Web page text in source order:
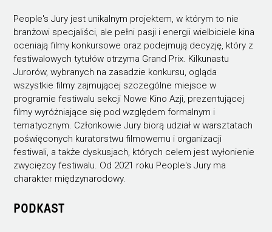
People's Jury jest unikalnym projektem, w którym to nie
branżowi specjaliści, ale pełni pasji i energii wielbiciele kina
oceniają filmy konkursowe oraz podejmują decyzję, który z
festiwalowych tytułów otrzyma Grand Prix. Kilkunastu
Jurorów, wybranych na zasadzie konkursu, ogląda
wszystkie filmy zajmującej szczególne miejsce w
programie festiwalu sekcji Nowe Kino Azji, prezentującej
filmy wyróżniające się pod względem formalnym i
tematycznym. Członkowie Jury biorą udział w warsztatach
poświęconych kuratorstwu filmowemu i organizacji
festiwali, a także dyskusjach, których celem jest wyłonienie
zwycięzcy festiwalu. Od 2021 roku People's Jury ma
charakter międzynarodowy.
PODKAST